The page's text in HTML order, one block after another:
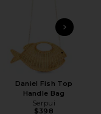
Daniel Fish Top
Handle Bag
Serpui
$398